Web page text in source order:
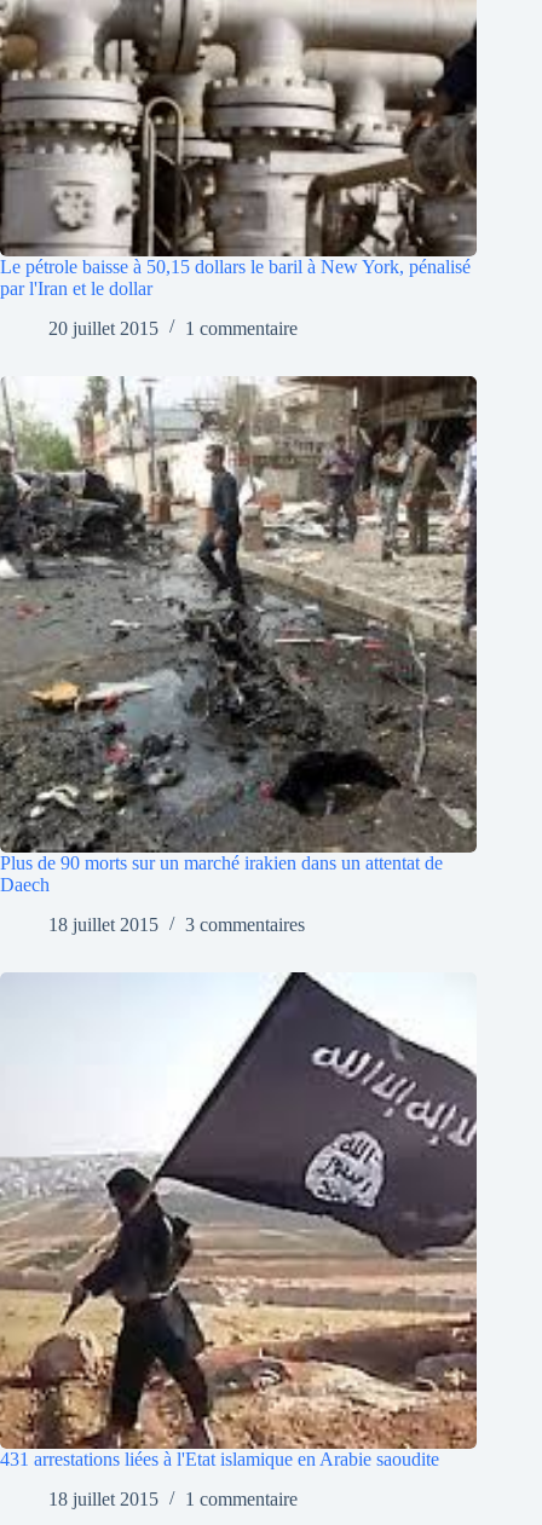
Le pétrole baisse à 50,15 dollars le baril à New York, pénalisé
par l'Iran et le dollar
20 juillet 2015
1 commentaire
Plus de 90 morts sur un marché irakien dans un attentat de
Daech
18 juillet 2015
3 commentaires
431 arrestations liées à l'Etat islamique en Arabie saoudite
18 juillet 2015
1 commentaire